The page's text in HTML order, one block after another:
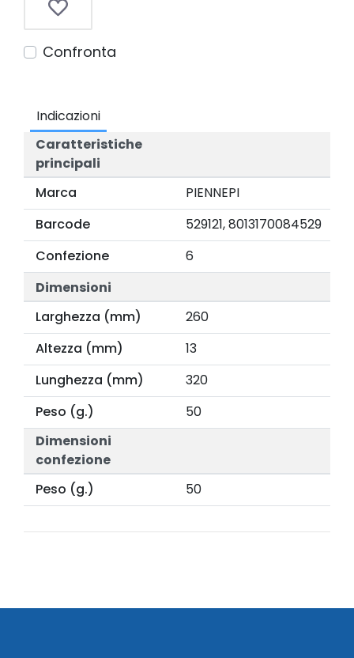
Confronta
Indicazioni
Caratteristiche
principali
Marca
PIENNEPI
Barcode
529121, 8013170084529
Confezione
6
Dimensioni
Larghezza (mm)
260
Altezza (mm)
13
Lunghezza (mm)
320
Peso (g.)
50
Dimensioni
confezione
Peso (g.)
50